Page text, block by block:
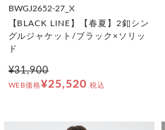
BWGJ2652-27_X
【BLACK LINE】【春夏】2釦シン
グルジャケット/ブラック×ソリッ
ド
¥31,900
WEB価格¥25,520 税込